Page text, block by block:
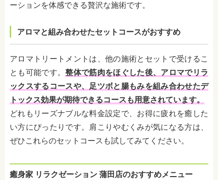
ーションを体感できる贅沢な施術です。
アロマと組み合わせたセットコースがおすすめ
アロマトリートメントは、他の施術とセットで受けるこ
とも可能です。整体で筋肉をほぐした後、アロマでリラ
ックスするコースや、足ツボと腸もみを組み合わせたデ
トックス効果が期待できるコースも用意されています。
どれもリーズナブルな料金設定で、お得に疲れを癒した
い方にぴったりです。肩こりやむくみが気になる方は、
ぜひこれらのセットコースも試してみてください。
癒身家 リラクゼーション 蒲田店のおすすめメニュー